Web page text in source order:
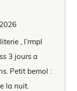
, l’rmpl
3 jours a
Petit bemol :
la nuit.